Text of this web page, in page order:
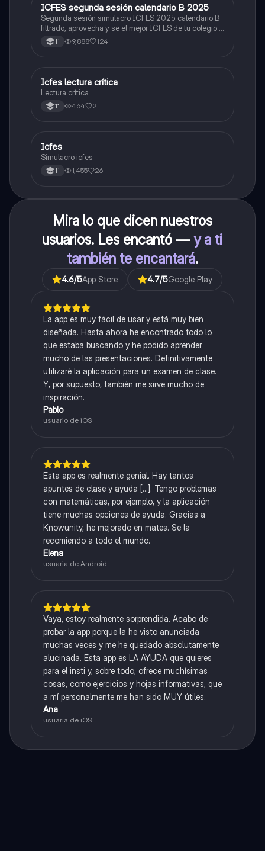
ICFES: Lectura Crítica
ICFES segunda sesión calendario B 2025
Segunda sesión simulacro ICFES 2025 calendario B
filtrado, aprovecha y se el mejor ICFES de tu colegio y
poder ingresar a universidad, y estudiar aquella
carrera con la que tanto sueñas.
11 9,888 124
Lengua Castellana
Icfes lectura crítica
Lectura crítica
11 464 2
ICFES: Sociales y Ciudadanas
Icfes
Simulacro icfes
11 1,455 26
Mira lo que dicen nuestros
usuarios. Les encantó —y a ti
también te encantará.
4.6/5App Store 4.7/5Google Play
La app es muy fácil de usar y está muy bien
diseñada. Hasta ahora he encontrado todo lo
que estaba buscando y he podido aprender
mucho de las presentaciones. Definitivamente
utilizaré la aplicación para un examen de clase.
Y, por supuesto, también me sirve mucho de
inspiración.
Pablo
usuario de iOS
Esta app es realmente genial. Hay tantos
apuntes de clase y ayuda [...]. Tengo problemas
con matemáticas, por ejemplo, y la aplicación
tiene muchas opciones de ayuda. Gracias a
Knowunity, he mejorado en mates. Se la
recomiendo a todo el mundo.
Elena
usuaria de Android
Vaya, estoy realmente sorprendida. Acabo de
probar la app porque la he visto anunciada
muchas veces y me he quedado absolutamente
alucinada. Esta app es LA AYUDA que quieres
para el insti y, sobre todo, ofrece muchísimas
cosas, como ejercicios y hojas informativas, que
a mí personalmente me han sido MUY útiles.
Ana
usuaria de iOS